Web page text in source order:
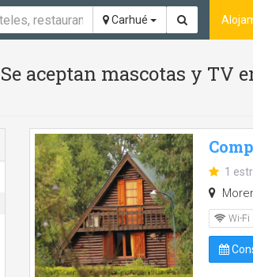
Carhué
aceptan mascotas y TV
1
Wi-Fi